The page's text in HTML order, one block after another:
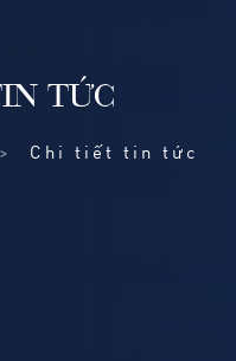
TỨC
Chi tiết tin tức